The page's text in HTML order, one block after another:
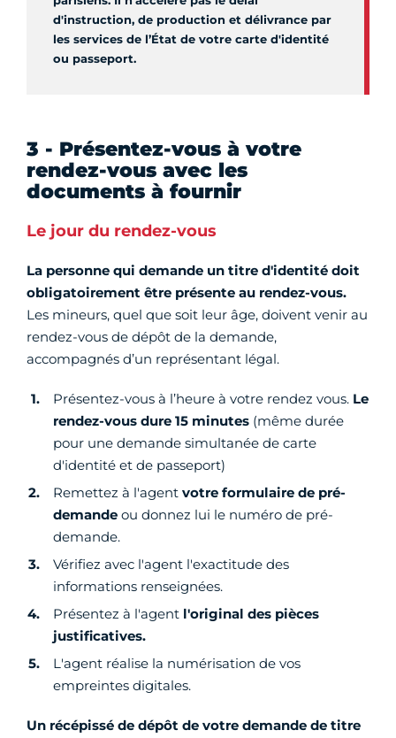
d'instruction, de production et délivrance par
les services de l’État de votre carte d'identité
ou passeport.
3 - Présentez-vous à votre
rendez-vous avec les
documents à fournir
Le jour du rendez-vous
La personne qui demande un titre d'identité doit
obligatoirement être présente au rendez-vous.
Les mineurs, quel que soit leur âge, doivent venir au
rendez-vous de dépôt de la demande,
accompagnés d’un représentant légal.
Présentez-vous à l’heure à votre rendez vous. Le
rendez-vous dure 15 minutes (même durée
pour une demande simultanée de carte
d'identité et de passeport)
Remettez à l'agent votre formulaire de pré-
demande ou donnez lui le numéro de pré-
demande.
Vérifiez avec l'agent l'exactitude des
informations renseignées.
Présentez à l'agent l'original des pièces
justificatives.
L'agent réalise la numérisation de vos
empreintes digitales.
Un récépissé de dépôt de votre demande de titre